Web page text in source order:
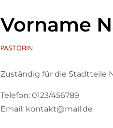
Vorname
PASTORIN
Zuständig für die Stadtteile
Telefon: 0123/456789
Email: kontakt@mail.de